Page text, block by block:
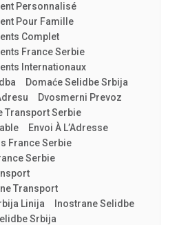
Personnalisé
Pour Famille
Complet
France Serbie
Internationaux
Domaće Selidbe Srbija
Dvosmerni Prevoz
Transport Serbie
Envoi À L’Adresse
France Serbie
Serbie
Transport
Linija
Inostrane Selidbe
Srbija